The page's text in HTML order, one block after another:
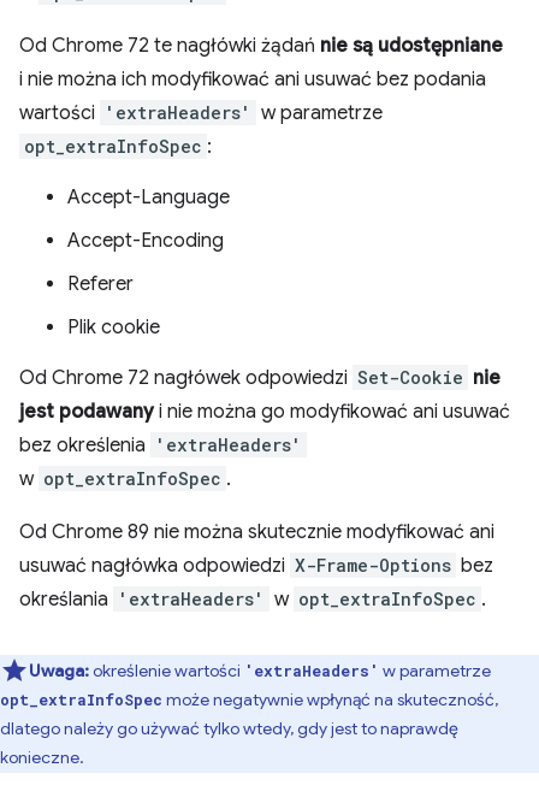
Od Chrome 72 te nagłówki żądań nie są udostępniane
i nie można ich modyfikować ani usuwać bez podania
wartości
'extraHeaders' w parametrze
opt_extraInfoSpec :
Accept-Language
Accept-Encoding
Referer
Plik cookie
Od Chrome 72 nagłówek odpowiedzi Set-Cookie nie
jest podawanyi nie można go modyfikować ani usuwać
bez określenia
'extraHeaders'
w opt_extraInfoSpec .
Od Chrome 89 nie można skutecznie modyfikować ani
usuwać nagłówka odpowiedzi X-Frame-Options bez
określania
'extraHeaders' w opt_extraInfoSpec .
Uwaga:określenie wartości 'extraHeaders' w parametrze
opt_extraInfoSpec może negatywnie wpłynąć na skuteczność,
dlatego należy go używać tylko wtedy, gdy jest to naprawdę
konieczne.